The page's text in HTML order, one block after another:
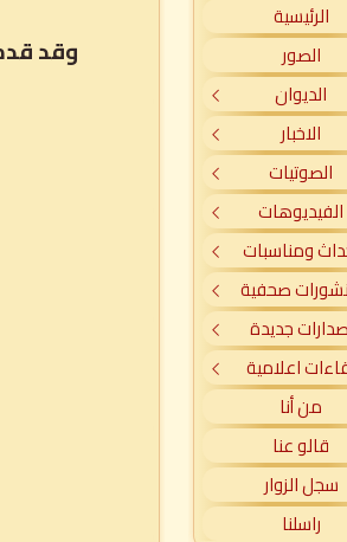
وقد
الرئيسية
الصور
الديوان
الاخبار
الصوتيات
الفيديوهات
ومناسبات
صحفية
جديدة
اعلامية
من أنا
قالو عنا
سجل الزوار
راسلنا